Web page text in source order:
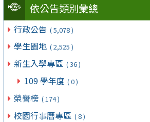
依公告類別彙總
行政公告 ( 5,078 )
學生園地 ( 2,525 )
新生入學專區 ( 36 )
109 學年度 ( 0 )
榮譽榜 ( 174 )
校園行事曆專區 ( 8 )